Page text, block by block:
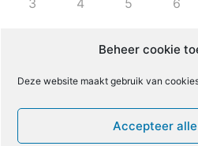
Beheer cookie
Deze website maakt gebruik van
Accepteer
12 13